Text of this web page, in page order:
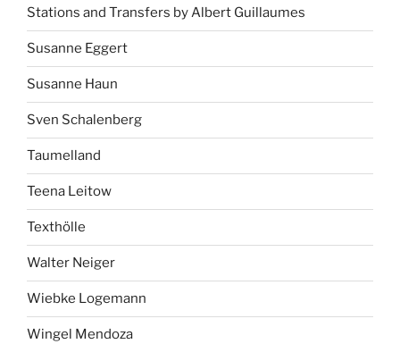
Stations and Transfers by Albert Guillaumes
Susanne Eggert
Susanne Haun
Sven Schalenberg
Taumelland
Teena Leitow
Texthölle
Walter Neiger
Wiebke Logemann
Wingel Mendoza